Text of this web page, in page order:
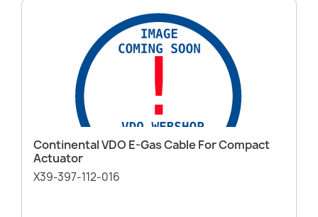
Continental VDO E-Gas Cable For Compact
Actuator
X39-397-112-016